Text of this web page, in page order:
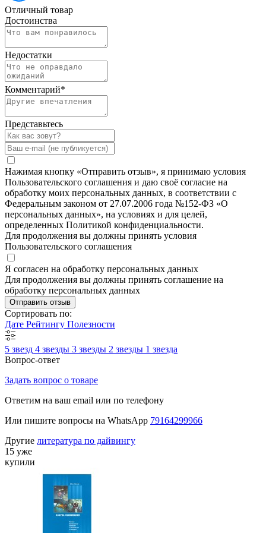
Отличный товар
Достоинства
Недостатки
Комментарий*
Представьтесь
Нажимая кнопку «Отправить отзыв», я принимаю условия
Пользовательского соглашения и даю своё согласие на
обработку моих персональных данных, в соответствии с
Федеральным законом от 27.07.2006 года №152-ФЗ «О
персональных данных», на условиях и для целей,
определенных Политикой конфиденциальности.
Для продолжения вы должны принять условия
Пользовательского соглашения
Я согласен на обработку персональных данных
Для продолжения вы должны принять соглашение на
обработку персональных данных
Отправить отзыв
Сортировать по:
Дате Рейтингу Полезности
5 звезд 4 звезды 3 звезды 2 звезды 1 звезда
Вопрос-ответ
Задать вопрос о товаре
Ответим на ваш email или по телефону
Или пишите вопросы на WhatsApp 79164299966
Другие литература по дайвингу
15 уже
купили